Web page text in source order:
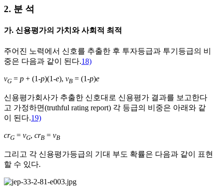
2. 분 석
가. 신용평가의 가치와 사회적 최적
주어진 노력에서 신호를 추출한 후 투자등급과 투기등급의 비
중은 다음과 같이 된다.18)
vG = p + (1-p)(1-e), vB = (1-p)e
신용평가회사가 추출한 신호대로 신용평가 결과를 보고한다
고 가정하면(truthful rating report) 각 등급의 비중은 아래와 같
이 된다.19)
crG = vG, crB = vB
그리고 각 신용평가등급의 기대 부도 확률은 다음과 같이 표현
할 수 있다.